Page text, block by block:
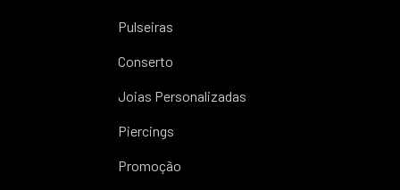
Pulseiras
Conserto
Joias Personalizadas
Piercings
Promoção